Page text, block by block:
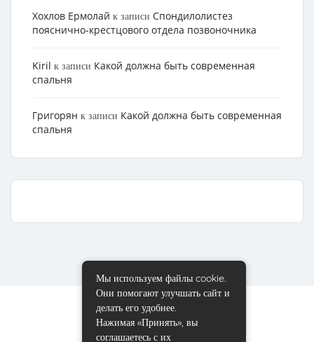
Хохлов Ермолай к записи Cпондилолистез
пояснично-крестцового отдела позвоночника
Kiril к записи Какой должна быть современная
спальня
Григорян к записи Какой должна быть современная
спальня
Мы используем файлы cookie.
Они помогают улучшать сайт и
делать его удобнее.
Нажимая «Принять», вы
соглашаетесь с их